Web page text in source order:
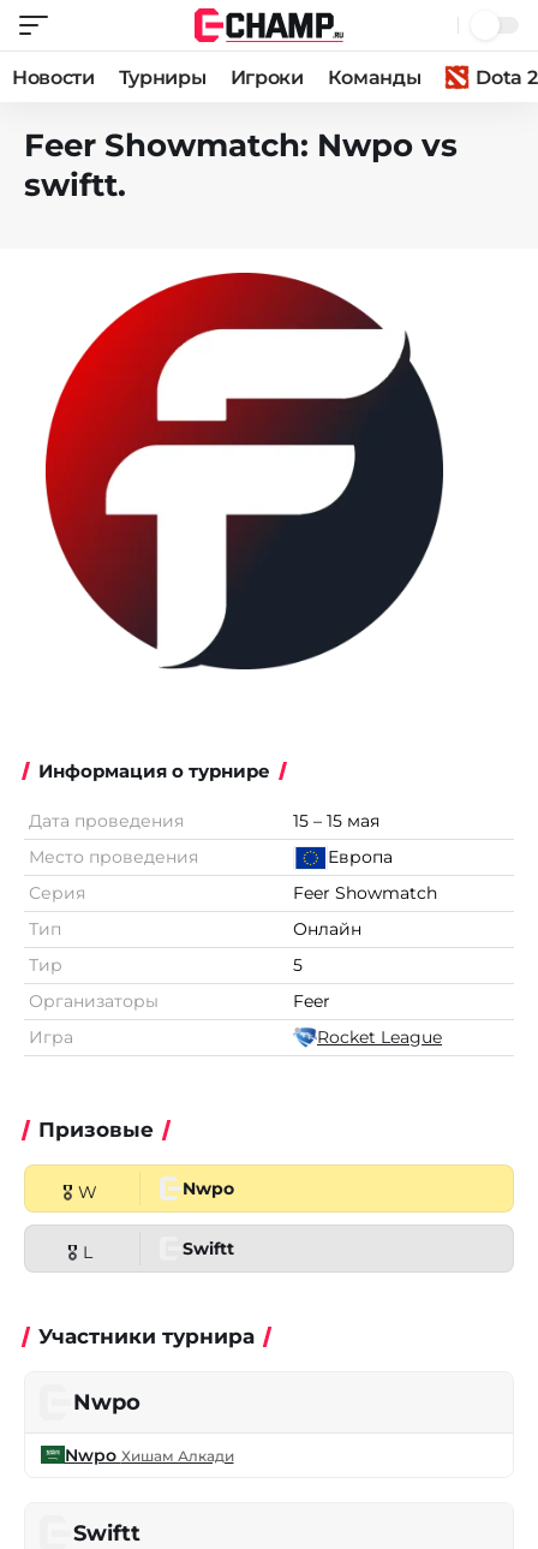
Новости Турниры Игроки Команды Dota 2
Feer Showmatch: Nwpo vs
swiftt.
Информация о турнире
Дата проведения
15 – 15 мая
Место проведения
Европа
Серия
Feer Showmatch
Тип
Онлайн
Тир
5
Организаторы
Feer
Игра
Rocket League
Призовые
🎖 W Nwpo
🎖 L Swiftt
Участники турнира
Nwpo
Nwpo Хишам Алкади
Swiftt